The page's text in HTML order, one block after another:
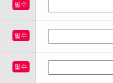
필수
필수
필수